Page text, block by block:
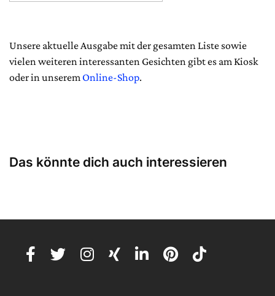
Unsere aktuelle Ausgabe mit der gesamten Liste sowie
vielen weiteren interessanten Gesichten gibt es am Kiosk
oder in unserem Online-Shop.
Das könnte dich auch interessieren